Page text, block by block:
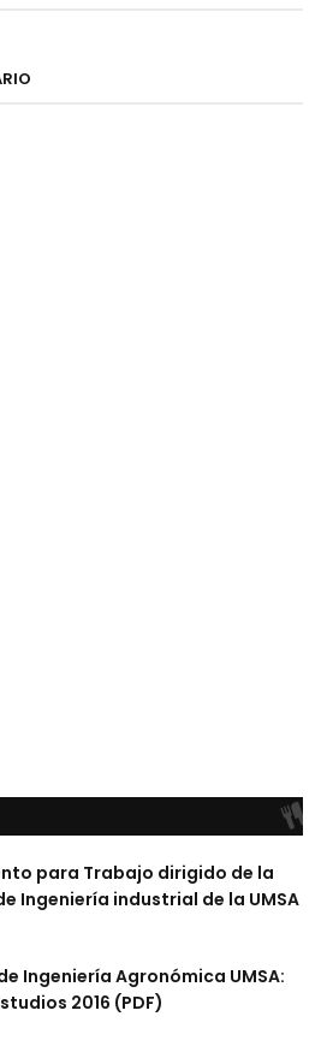
para Trabajo dirigido de la
Ingeniería industrial de la UMSA
Ingeniería Agronómica UMSA:
2016 (PDF)